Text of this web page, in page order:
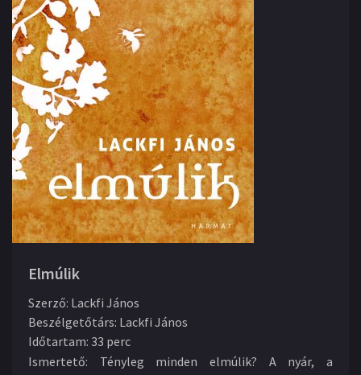
Elmúlik
Szerző: Lackfi János
Beszélgetőtárs: Lackfi János
Időtartam: 33 perc
Ismertető: Tényleg minden elmúlik? A nyár, a